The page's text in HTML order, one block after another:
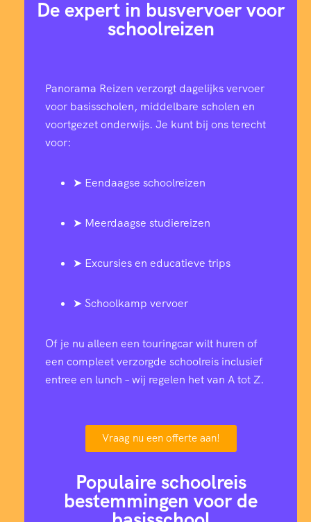
De expert in busvervoer voor
schoolreizen
Panorama Reizen verzorgt dagelijks vervoer
voor basisscholen, middelbare scholen en
voortgezet onderwijs. Je kunt bij ons terecht
voor:
➤ Eendaagse schoolreizen
➤ Meerdaagse studiereizen
➤ Excursies en educatieve trips
➤ Schoolkamp vervoer
Of je nu alleen een touringcar wilt huren of
een compleet verzorgde schoolreis inclusief
entree en lunch – wij regelen het van A tot Z.
Vraag nu een offerte aan!
Populaire schoolreis
bestemmingen voor de